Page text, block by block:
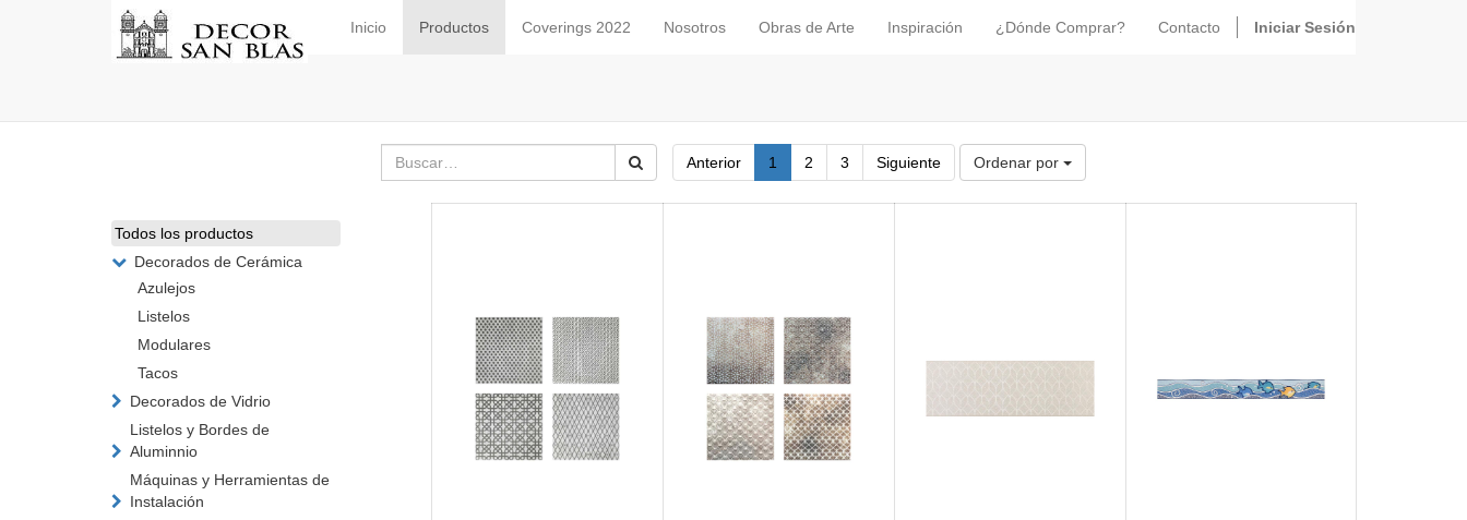
Inicio Productos Coverings 2022 Nosotros Obras de Arte Inspiración ¿Dónde Comprar? Contacto Iniciar Sesión
Anterior 1 2 3 Siguiente Ordenar por
Todos los productos
Decorados de Cerámica
Azulejos
Listelos
Modulares
Tacos
Decorados de Vidrio
Listelos y Bordes de
Aluminnio
Máquinas y Herramientas de
Instalación